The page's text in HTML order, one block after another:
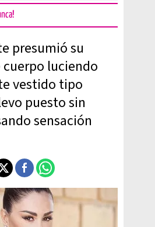
presumió su
luciendo
vestido tipo
puesto sin
sensación